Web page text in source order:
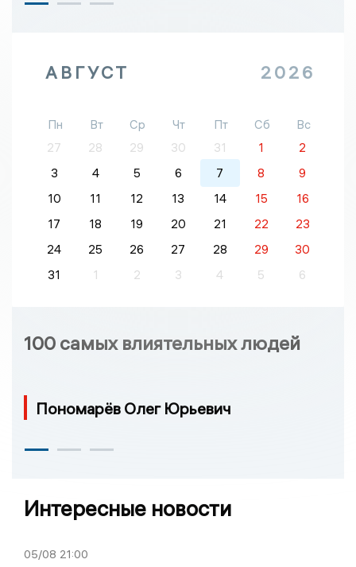
АВГУСТ 2026
Пн Вт Ср Чт Пт Сб
Вс
27
28 29 30 31 1
2
3
4 5 6 7 8
9
10
11 12 13 14 15
16
17
18 19 20 21 22
23
24
25 26 27 28 29
30
31
1 2 3 4 5 6
100 самых влиятельных людей
Пономарёв Олег Юрьевич
Интересные новости
05/08 21:00